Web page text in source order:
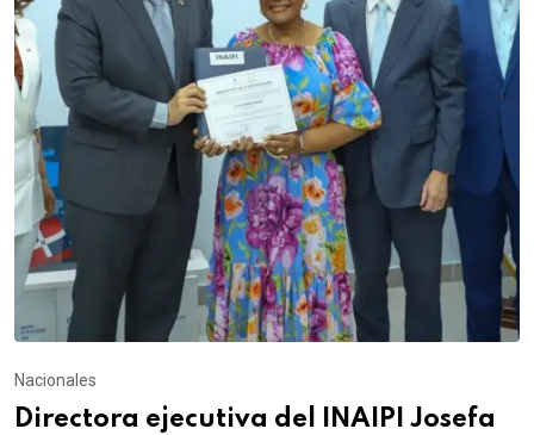
Nacionales
Directora ejecutiva del INAIPI Josefa